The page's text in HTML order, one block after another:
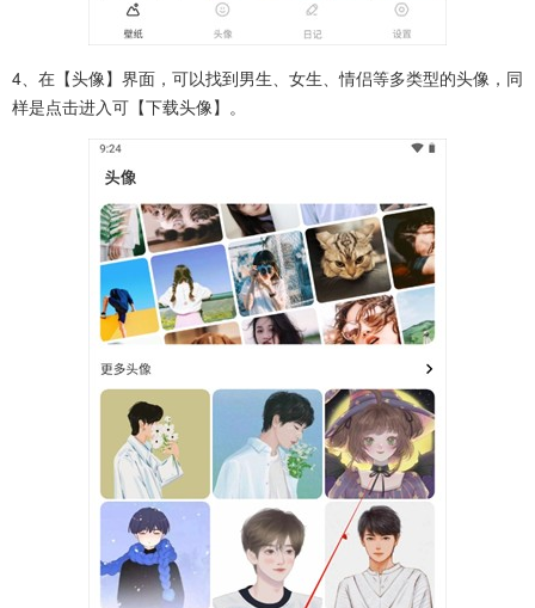
4、在【头像】界面，可以找到男生、女生、情侣等多类型的头像，同
样是点击进入可【下载头像】。